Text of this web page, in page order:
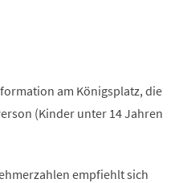
am Königsplatz, die
(Kinder unter 14 Jahren
empfiehlt sich